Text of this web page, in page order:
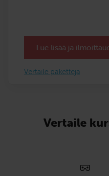
Lue lisää ja
Vertaile paketteja
Vertaile